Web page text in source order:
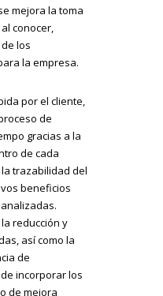
mejora la toma
conocer,
los
la empresa.
por el cliente,
de
gracias a la
de cada
trazabilidad del
beneficios
reducción y
así como la
de
incorporar los
de mejora